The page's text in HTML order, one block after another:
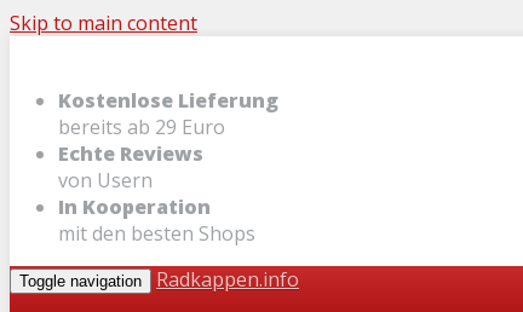
Skip to main content
Kostenlose Lieferung
bereits ab 29 Euro
Echte Reviews
von Usern
In Kooperation
mit den besten Shops
Toggle navigation
Radkappen.info